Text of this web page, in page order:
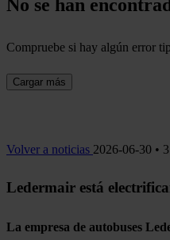
No se han
Compruebe si hay algún error
Cargar más
Volver a noticias 2026-06-30 •
Ledermair está
La empresa de autobuses